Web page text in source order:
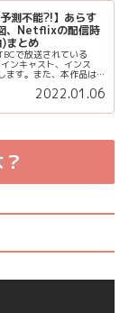
測不能?!】あらす
、Netflixの配信時
まとめ
で放送されている
ンキャスト、インス
ます。また、本作品は
2022.01.06